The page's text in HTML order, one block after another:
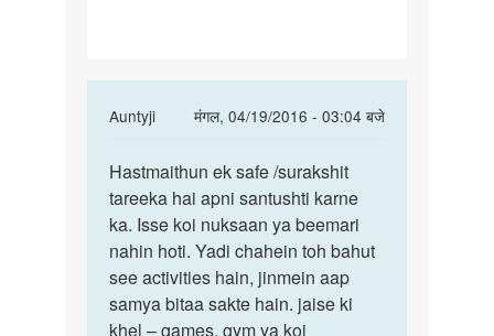
Auntyji
मंगल, 04/19/2016 - 03:04 बजे
In
to
क्या
हस्थ्मैथुन
रोज
करने
से
by
Hastmaithun
ek
safe
Hastmaithun ek safe /surakshit
tareeka hai apni santushti karne
ka. Isse koi nuksaan ya beemari
nahin hoti. Yadi chahein toh bahut
see activities hain, jinmein aap
samya bitaa sakte hain. jaise ki
khel – games, gym ya koi